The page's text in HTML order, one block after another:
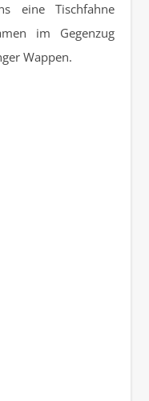
eine Tischfahne
im Gegenzug
Wappen.